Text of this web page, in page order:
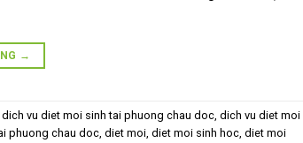
→
dich vu diet moi sinh tai phuong chau doc, dich vu diet moi
phuong chau doc, diet moi, diet moi sinh hoc, diet moi